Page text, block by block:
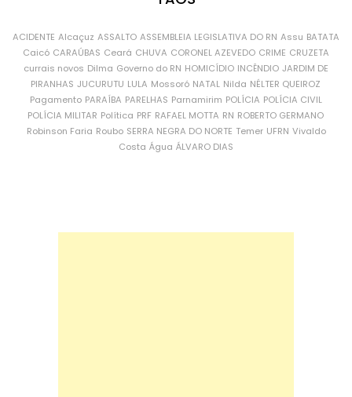
ACIDENTE Alcaçuz ASSALTO ASSEMBLEIA LEGISLATIVA DO RN Assu BATATA
Caicó CARAÚBAS Ceará CHUVA CORONEL AZEVEDO CRIME CRUZETA
currais novos Dilma Governo do RN HOMICÍDIO INCÊNDIO JARDIM DE
PIRANHAS JUCURUTU LULA Mossoró NATAL Nilda NÉLTER QUEIROZ
Pagamento PARAÍBA PARELHAS Parnamirim POLÍCIA POLÍCIA CIVIL
POLÍCIA MILITAR Política PRF RAFAEL MOTTA RN ROBERTO GERMANO
Robinson Faria Roubo SERRA NEGRA DO NORTE Temer UFRN Vivaldo
Costa Água ÁLVARO DIAS